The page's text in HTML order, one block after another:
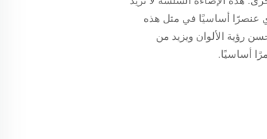
عنصرًا أساسيًا في مثل هذه
رؤية الألوان ويزيد من